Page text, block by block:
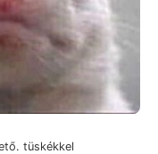
tüskékkel